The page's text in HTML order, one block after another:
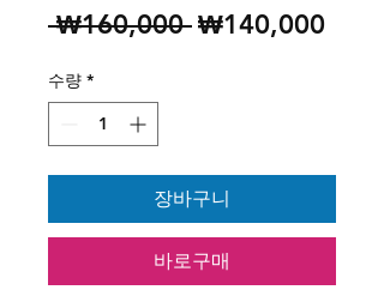
₩160,000 일
₩140,000할
수량 *
장바구니
바로구매